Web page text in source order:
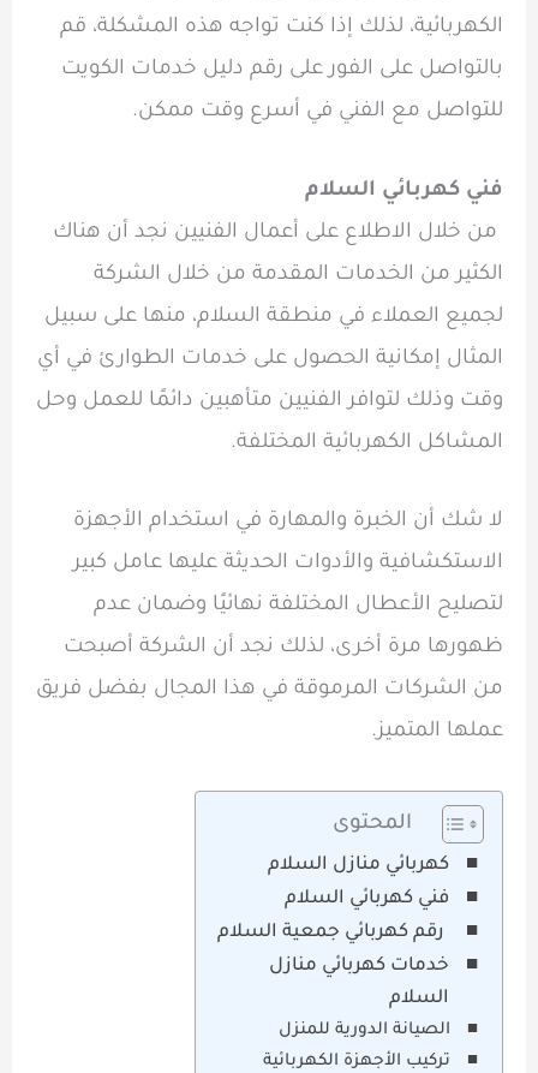
الكهربائية، لذلك إذا كنت تواجه هذه المشكلة، قم
بالتواصل على الفور على رقم دليل خدمات الكويت
للتواصل مع الفني في أسرع وقت ممكن.
فني كهربائي السلام
من خلال الاطلاع على أعمال الفنيين نجد أن هناك
الكثير من الخدمات المقدمة من خلال الشركة
لجميع العملاء في منطقة السلام، منها على سبيل
المثال إمكانية الحصول على خدمات الطوارئ في أي
وقت وذلك لتوافر الفنيين متأهبين دائمًا للعمل وحل
المشاكل الكهربائية المختلفة.
لا شك أن الخبرة والمهارة في استخدام الأجهزة
الاستكشافية والأدوات الحديثة عليها عامل كبير
لتصليح الأعطال المختلفة نهائيًا وضمان عدم
ظهورها مرة أخرى، لذلك نجد أن الشركة أصبحت
من الشركات المرموقة في هذا المجال بفضل فريق
عملها المتميز.
المحتوى
كهربائي منازل السلام
فني كهربائي السلام
رقم كهربائي جمعية السلام
خدمات كهربائي منازل
السلام
الصيانة الدورية للمنزل
تركيب الأجهزة الكهربائية